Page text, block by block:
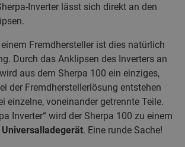
Inverter lässt sich direkt an den
Fremdhersteller ist dies natürlich
Durch das Anklipsen des Inverters an
aus dem Sherpa 100 ein einziges,
der Fremdherstellerlösung entstehen
einzelne, voneinander getrennte Teile.
Inverter“ wird der Sherpa 100 zu einem
Universalladegerät. Eine runde Sache!